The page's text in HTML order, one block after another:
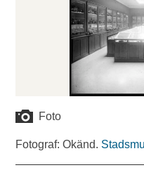
Foto
Fotograf: Okänd.